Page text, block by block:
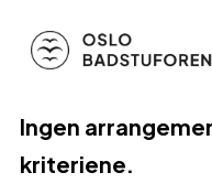
Ingen
kriteriene.